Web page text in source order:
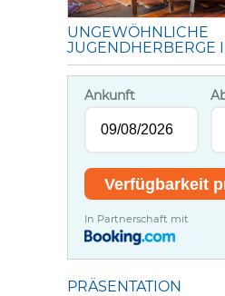
UNGEWÖHNLICHE
JUGENDHERBERGE
Ankunft
In Partnerschaft mit
PRÄSENTATION